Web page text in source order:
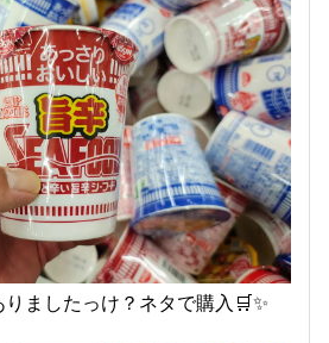
ましたっけ？ネタで購入🛒✨